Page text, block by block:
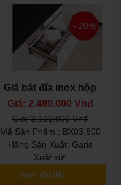
- 20%
Giá bát đĩa inox hộp
Giá: 2.480.000 Vnđ
Giá: 3.100.000 Vnđ
Mã Sản Phẩm : BX03.800
Hãng Sản Xuất: Garis
Xuất xứ:
Xem chi tiết